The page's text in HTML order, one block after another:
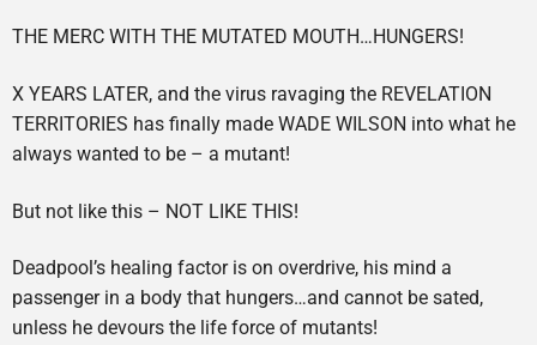
THE MERC WITH THE MUTATED MOUTH…HUNGERS!
X YEARS LATER, and the virus ravaging the REVELATION
TERRITORIES has finally made WADE WILSON into what he
always wanted to be – a mutant!
But not like this – NOT LIKE THIS!
Deadpool’s healing factor is on overdrive, his mind a
passenger in a body that hungers…and cannot be sated,
unless he devours the life force of mutants!